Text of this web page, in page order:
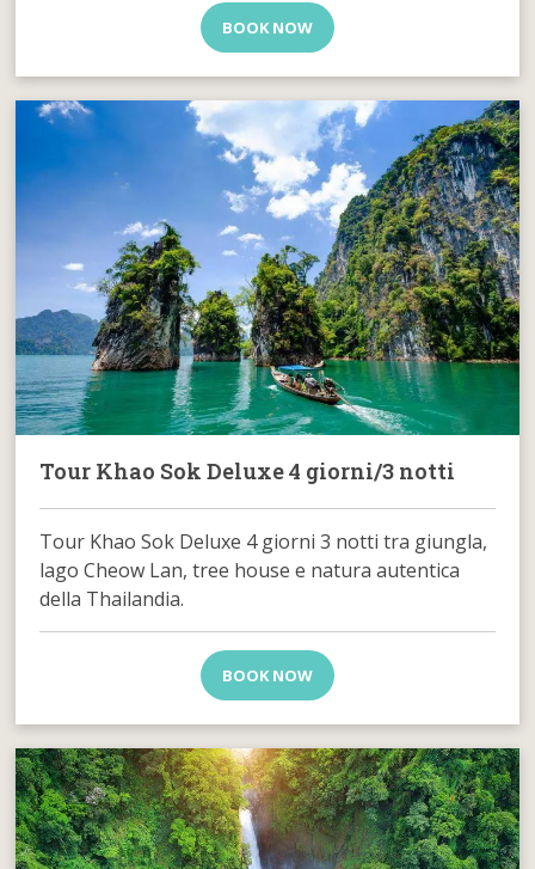
BOOK NOW
Tour Khao Sok Deluxe 4 giorni/3 notti
Tour Khao Sok Deluxe 4 giorni 3 notti tra giungla,
lago Cheow Lan, tree house e natura autentica
della Thailandia.
BOOK NOW